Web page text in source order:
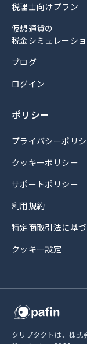
税理士向けプラン
仮想通貨の
税金シミュレーシ
ブログ
ログイン
ポリシー
プライバシーポリ
クッキーポリシー
サポートポリシー
利用規約
特定商取引法に基
クッキー設定
クリプタクトは、株